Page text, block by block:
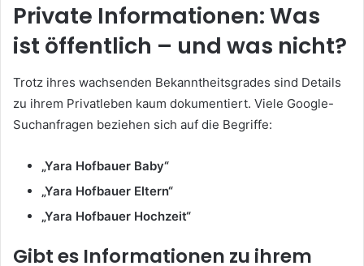
Private Informationen: Was
ist öffentlich – und was nicht?
Trotz ihres wachsenden Bekanntheitsgrades sind Details
zu ihrem Privatleben kaum dokumentiert. Viele Google-
Suchanfragen beziehen sich auf die Begriffe:
„Yara Hofbauer Baby“
„Yara Hofbauer Eltern“
„Yara Hofbauer Hochzeit“
Gibt es Informationen zu ihrem